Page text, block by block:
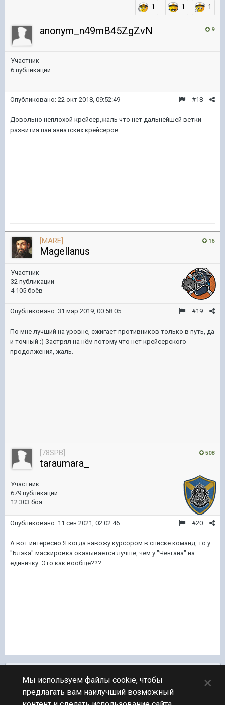
1 1 1
9
anonym_n49mB45ZgZvN
Участник
6 публикаций
#18
Опубликовано: 22 окт 2018, 09:52:49
Довольно неплохой крейсер,жаль что нет дальнейшей ветки
развития пан азиатских крейсеров
16
[MARE]
Magellanus
Участник
32 публикации
4 105 боёв
#19
Опубликовано: 31 мар 2019, 00:58:05
По мне лучший на уровне, сжигает противников только в путь, да
и точный :) Застрял на нём потому что нет крейсерского
продолжения, жаль.
508
[78SPB]
taraumara_
Участник
679 публикаций
12 303 боя
#20
Опубликовано: 11 сен 2021, 02:02:46
А вот интересно.Я когда навожу курсором в списке команд, то у
"Блэка" маскировка оказывается лучше, чем у "Ченгана" на
единичку. Это как вообще???
ПЕРЕЙТИ К СПИСКУ ТЕМ
Мы используем файлы cookie, чтобы
предлагать вам наилучший возможный
×